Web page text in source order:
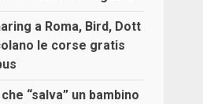
a Roma, Bird, Dott
le corse gratis
“salva” un bambino